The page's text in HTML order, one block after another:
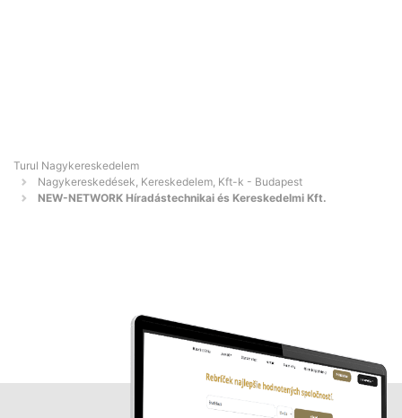
Turul Nagykereskedelem
Nagykereskedések, Kereskedelem, Kft-k - Budapest
NEW-NETWORK Híradástechnikai és Kereskedelmi Kft.